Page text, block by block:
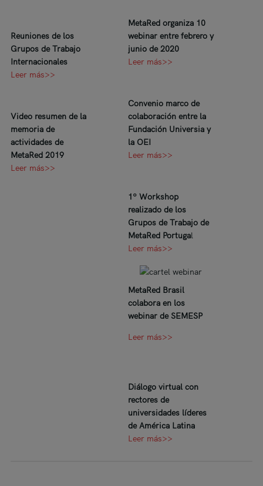
Reuniones de los
Grupos de Trabajo
Internacionales
Leer más>>
Video resumen de la
memoria de
actividades de
MetaRed 2019
Leer más>>
MetaRed organiza 10
webinar entre febrero y
junio de 2020
Leer más>>
Convenio marco de
colaboración entre la
Fundación Universia y
la OEI
Leer más>>
1º Workshop
realizado de los
Grupos de Trabajo de
MetaRed Portugal
Leer más>>
MetaRed Brasil
colabora en los
webinar de SEMESP
Leer más>>
Diálogo virtual con
rectores de
universidades líderes
de América Latina
Leer más>>